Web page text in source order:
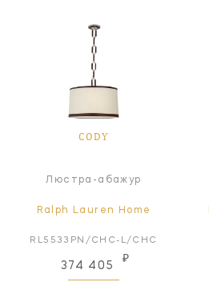
CODY
Люстра-абажур
Ralph Lauren Home
RL5533PN/CHC-L/CHC
374 405
₽